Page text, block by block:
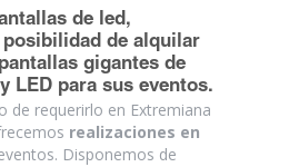
de led,
de alquilar
pantallas gigantes de
LED para sus eventos.
de requerirlo en Extremiana
realizaciones en
Disponemos de